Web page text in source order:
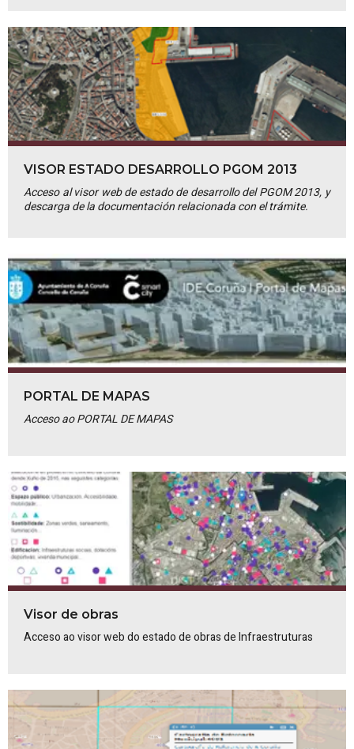
VISOR ESTADO DESARROLLO PGOM 2013
Acceso al visor web de estado de desarrollo del PGOM 2013, y
descarga de la documentación relacionada con el trámite.
PORTAL DE MAPAS
Acceso ao PORTAL DE MAPAS
Visor de obras
Acceso ao visor web do estado de obras de Infraestruturas